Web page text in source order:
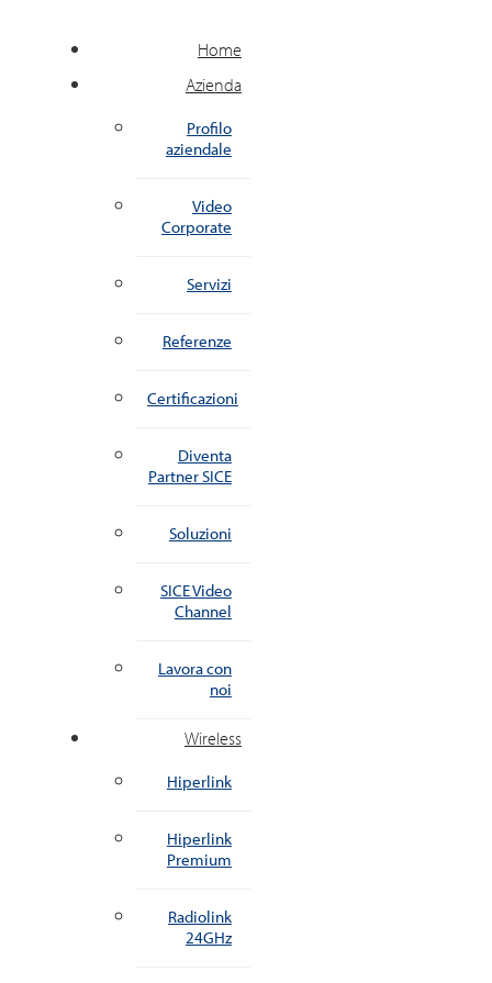
Home
Azienda
Profilo
aziendale
Video
Corporate
Servizi
Referenze
Certificazioni
Diventa
Partner SICE
Soluzioni
SICE Video
Channel
Lavora con
noi
Wireless
Hiperlink
Hiperlink
Premium
Radiolink
24GHz